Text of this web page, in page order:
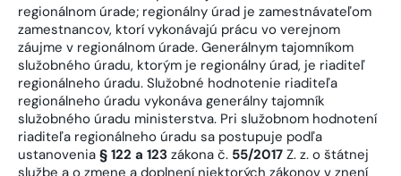
regionálnom úrade; regionálny úrad je zamestnávateľom
zamestnancov, ktorí vykonávajú prácu vo verejnom
záujme v regionálnom úrade. Generálnym tajomníkom
služobného úradu, ktorým je regionálny úrad, je riaditeľ
regionálneho úradu. Služobné hodnotenie riaditeľa
regionálneho úradu vykonáva generálny tajomník
služobného úradu ministerstva. Pri služobnom hodnotení
riaditeľa regionálneho úradu sa postupuje podľa
ustanovenia § 122 a 123 zákona č. 55/2017 Z. z. o štátnej
službe a o zmene a doplnení niektorých zákonov v znení